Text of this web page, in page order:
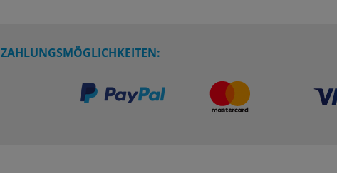
ZAHLUNGSMÖGLICHKEITEN: